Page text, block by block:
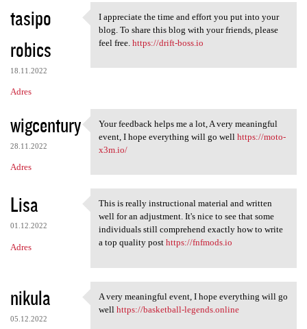
tasipo
robics
18.11.2022
Adres
I appreciate the time and
I appreciate the time and effort you put into your
blog. To share this blog with your friends, please
feel free. https://drift-boss.io
wigcentury
28.11.2022
Adres
Your feedback helps me a lot,
Your feedback helps me a lot, A very meaningful
event, I hope everything will go well https://moto-
x3m.io/
Lisa
01.12.2022
Adres
This is really instructional
This is really instructional material and written
well for an adjustment. It's nice to see that some
individuals still comprehend exactly how to write
a top quality post https://fnfmods.io
nikula
05.12.2022
A very meaningful event, I
A very meaningful event, I hope everything will go
well https://basketball-legends.online